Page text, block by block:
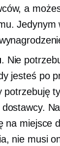
a
Jedynym
. Nie
jesteś po
potrzebuję
na miejsce
nie musi